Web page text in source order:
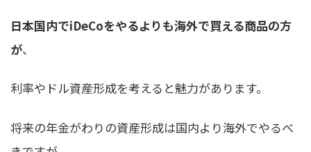
日本国内でiDeCoをやるよりも海外で買える商品の方
が、
利率やドル資産形成を考えると魅力があります。
将来の年金がわりの資産形成は国内より海外でやるべ